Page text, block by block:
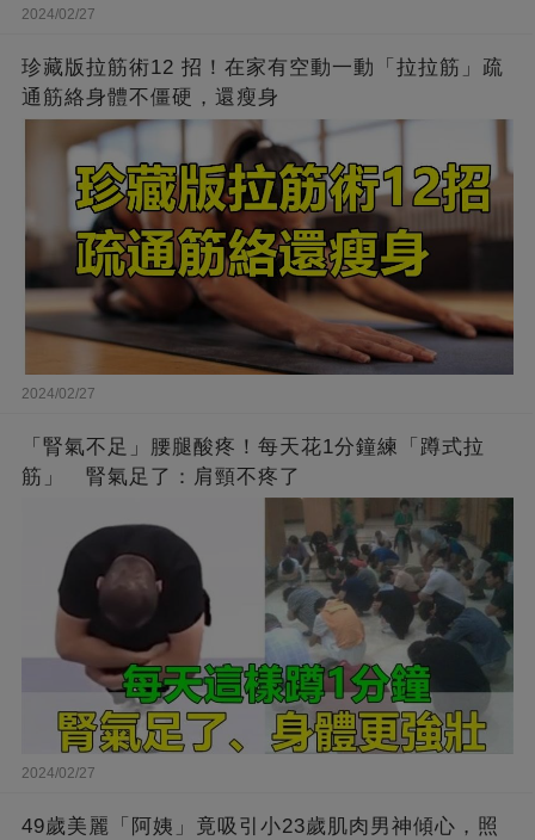
2024/02/27
珍藏版拉筋術12 招！在家有空動一動「拉拉筋」疏
通筋絡身體不僵硬，還瘦身
2024/02/27
「腎氣不足」腰腿酸疼！每天花1分鐘練「蹲式拉
筋」 腎氣足了：肩頸不疼了
2024/02/27
49歲美麗「阿姨」竟吸引小23歲肌肉男神傾心，照